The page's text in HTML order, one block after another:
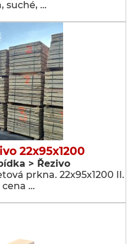
suché, …
22x95x1200
> Řezivo
prkna. 22x95x1200 II.
…